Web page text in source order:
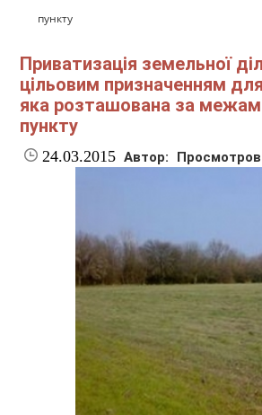
пункту
Приватизація земельної
цільовим призначенням
яка розташована за
пункту
24.03.2015 Автор: Просмотров